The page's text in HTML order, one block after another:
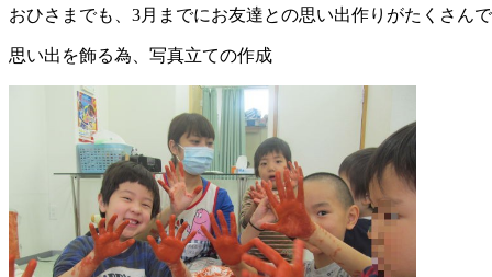
おひさまでも、3月までにお友達との思い出作りがたくさんで
思い出を飾る為、写真立ての作成